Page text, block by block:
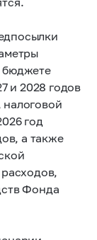
бюджете
и 2028 годов
год
а также
Фонда